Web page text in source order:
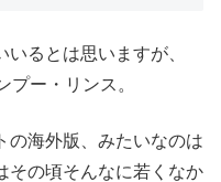
るとは思いますが、
プー・リンス。
の海外版、みたいなのは
その頃そんなに若くなか